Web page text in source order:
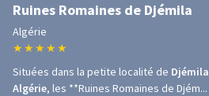
Ruines Romaines de Djémila
Algérie
★ ★ ★ ★ ★
Situées dans la petite localité de Djémila
Algérie, les **Ruines Romaines de Djém...